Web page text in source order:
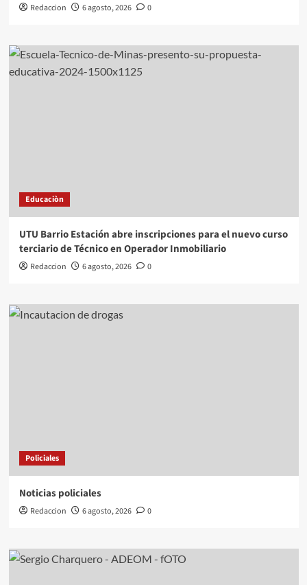
Redaccion 6 agosto, 2026 0
Educaciòn
UTU Barrio Estación abre inscripciones para el nuevo curso
terciario de Técnico en Operador Inmobiliario
Redaccion 6 agosto, 2026 0
Policiales
Noticias policiales
Redaccion 6 agosto, 2026 0